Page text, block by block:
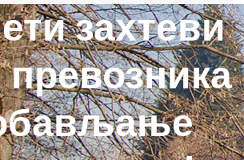
захтеви
превозника